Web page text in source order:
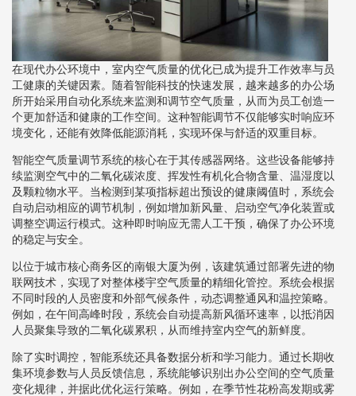
在现代办公环境中，室内空气质量的优化已成为提升工作效率与员
工健康的关键因素。随着智能科技的快速发展，越来越多的办公场
所开始采用自动化系统来监测和调节空气质量，从而为员工创造一
个更加舒适和健康的工作空间。这种智能调节不仅能够实时响应环
境变化，还能有效降低能源消耗，实现环保与舒适的双重目标。
智能空气质量调节系统的核心在于其传感器网络。这些设备能够持
续监测空气中的二氧化碳浓度、挥发性有机化合物含量、温湿度以
及颗粒物水平。当检测到某项指标超出预设的健康阈值时，系统会
自动启动相应的调节机制，例如增加新风量、启动空气净化装置或
调整空调运行模式。这种即时响应无需人工干预，确保了办公环境
的稳定与安全。
以位于城市核心商务区的南银大厦为例，该建筑通过部署先进的物
联网技术，实现了对整体楼宇空气质量的精细化管控。系统会根据
不同时段的人员密度和外部气候条件，动态调整通风和温控策略。
例如，在午间高峰时段，系统会自动提高新风循环速率，以抵消因
人员聚集导致的二氧化碳累积，从而维持室内空气的新鲜度。
除了实时调控，智能系统还具备数据分析和学习能力。通过长期收
集环境参数与人员反馈信息，系统能够识别出办公空间的空气质量
变化规律，并据此优化运行策略。例如，在季节性花粉高发期或雾